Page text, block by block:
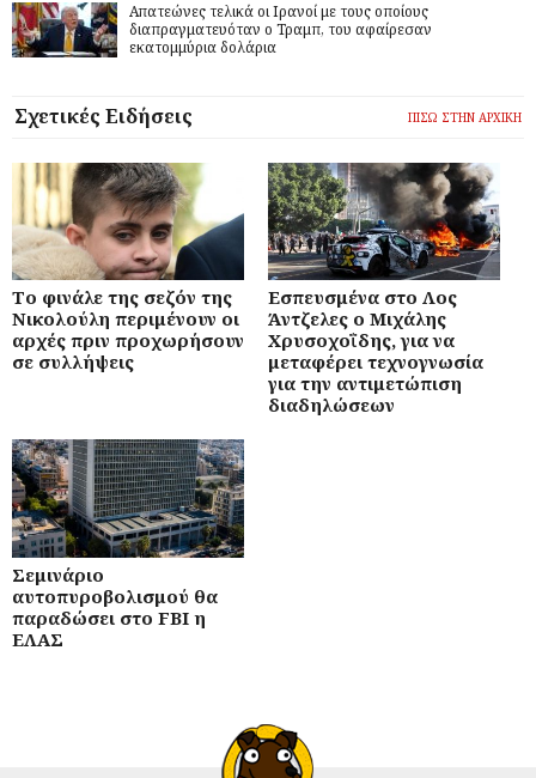
Απατεώνες τελικά οι Ιρανοί με τους οποίους
διαπραγματευόταν ο Τραμπ, του αφαίρεσαν
εκατομμύρια δολάρια
Σχετικές Ειδήσεις ΠΙΣΩ ΣΤΗΝ ΑΡΧΙΚΗ
Το φινάλε της σεζόν της
Νικολούλη περιμένουν οι
αρχές πριν προχωρήσουν
σε συλλήψεις
Εσπευσμένα στο Λος
Άντζελες ο Μιχάλης
Χρυσοχοΐδης, για να
μεταφέρει τεχνογνωσία
για την αντιμετώπιση
διαδηλώσεων
Σεμινάριο
αυτοπυροβολισμού θα
παραδώσει στο FBI η
ΕΛΑΣ